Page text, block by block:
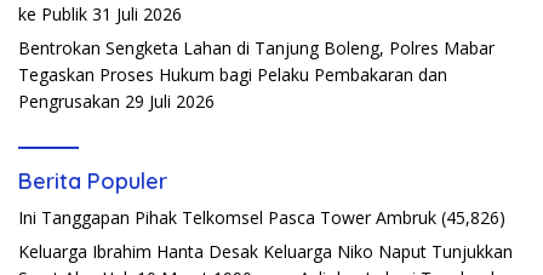
ke Publik 31 Juli 2026
Bentrokan Sengketa Lahan di Tanjung Boleng, Polres Mabar
Tegaskan Proses Hukum bagi Pelaku Pembakaran dan
Pengrusakan 29 Juli 2026
Berita Populer
Ini Tanggapan Pihak Telkomsel Pasca Tower Ambruk (45,826)
Keluarga Ibrahim Hanta Desak Keluarga Niko Naput Tunjukkan